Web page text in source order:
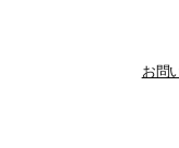
お問